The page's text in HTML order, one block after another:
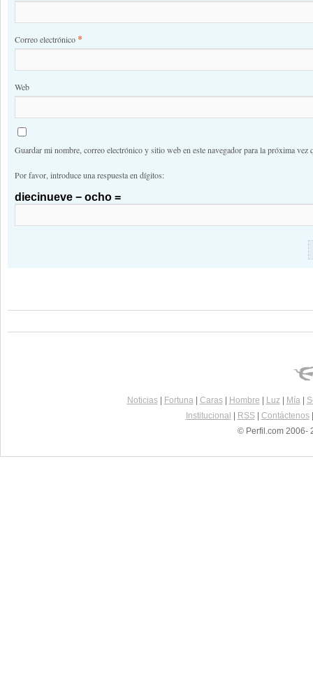
Correo electrónico *
Web
Guardar mi nombre, correo electrónico y sitio web en este navegador para la próxima vez
Por favor, introduce una respuesta en dígitos:
diecinueve − ocho =
Noticias| Fortuna| Caras| Hombre Luz| Mía|
Institucional
RSS| Contáctenos
© Perfil.com 2006-